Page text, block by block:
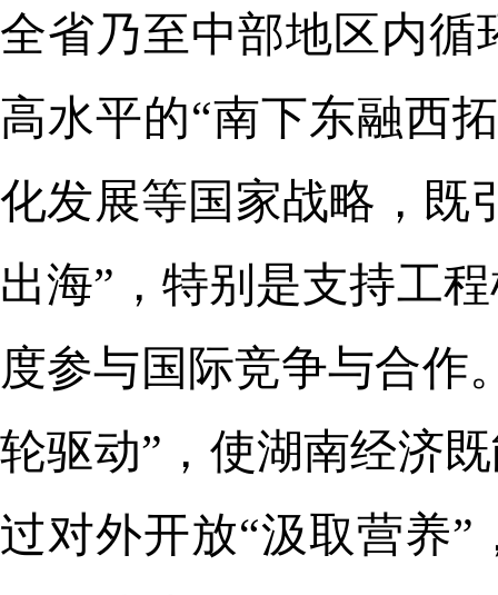
全省乃至中部地区内
高水平的“南下东融西
化发展等国家战略，既
出海”，特别是支持工
度参与国际竞争与合作
轮驱动”，使湖南经济
过对外开放“汲取营养